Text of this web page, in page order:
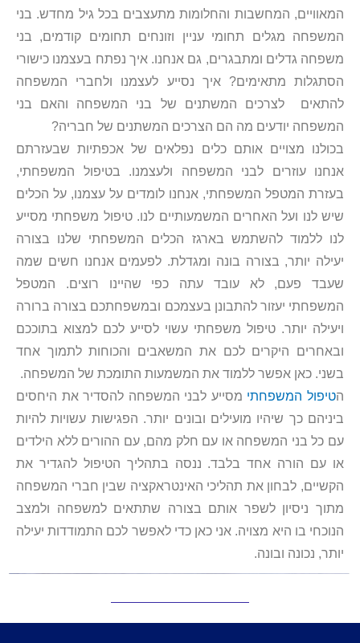
המאוויים, המחשבות והחלומות מתעצבים בכל גיל מחדש. בני
המשפחה מגלים תחומי עניין וזונחים תחומים קודמים, בני
משפחה גדלים ומתבגרים, גם אנחנו. איך נפתח בעצמנו כישורי
הסתגלות מתאימים? איך נסייע לעצמנו ולחברי המשפחה
להתאים לצרכים המשתנים של בני המשפחה והאם בני
המשפחה יודעים מה הם הצרכים המשתנים של חבריה?
בכולנו מצויים אותם כלים נפלאים של אכפתיות שבעזרתם
אנחנו עוזרים לבני המשפחה ולעצמנו. בטיפול המשפחתי,
בעזרת המטפל המשפחתי, אנחנו לומדים על עצמנו, על הכלים
שיש לנו ועל האחרים המשמעותיים לנו. טיפול משפחתי מסייע
לנו ללמוד להשתמש בארגז הכלים המשפחתי שלנו בצורה
יעילה יותר, בצורה בונה ומגדלת. לפעמים אנחנו חשים שמה
שעבד פעם, לא עובד עתה כפי שהיינו רוצים. המטפל
המשפחתי יעזור להתבונן בעצמכם ובמשפחתכם בצורה ברורה
ויעילה יותר. טיפול משפחתי עשוי לסייע לכם למצוא בתוככם
ובאחרים היקרים לכם את המשאבים והכוחות לתמוך אחד
בשני. כאן אפשר ללמוד את המשמעות התומכת של המשפחה.
הטיפול המשפחתי מסייע לבני המשפחה להסדיר את היחסים
ביניהם כך שיהיו מועילים ובונים יותר. הפגישות עשויות להיות
עם כל בני המשפחה או עם חלק מהם, עם ההורים ללא הילדים
או עם הורה אחד בלבד. ננסה בתהליך הטיפול להגדיר את
הקשיים, לבחון את תהליכי האינטראקציה שבין חברי המשפחה
מתוך ניסיון לשפר אותם בצורה שתתאים למשפחה ולמצב
הנוכחי בו היא מצויה. אני כאן כדי לאפשר לכם התמודדות יעילה
יותר, נכונה ובונה.